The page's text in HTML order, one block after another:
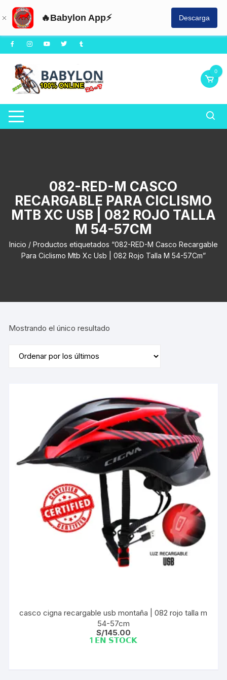
🔥Babylon App⚡ Descarga
Saltar
al
contenido
0
082-RED-M CASCO
RECARGABLE PARA CICLISMO
MTB XC USB | 082 ROJO TALLA
M 54-57CM
Inicio / Productos etiquetados “082-RED-M Casco Recargable
Para Ciclismo Mtb Xc Usb | 082 Rojo Talla M 54-57Cm”
Mostrando el único resultado
casco cigna recargable usb montaña | 082 rojo talla m
54-57cm
S/145.00
1 𝗘𝗡 𝗦𝗧𝗢𝗖𝗞